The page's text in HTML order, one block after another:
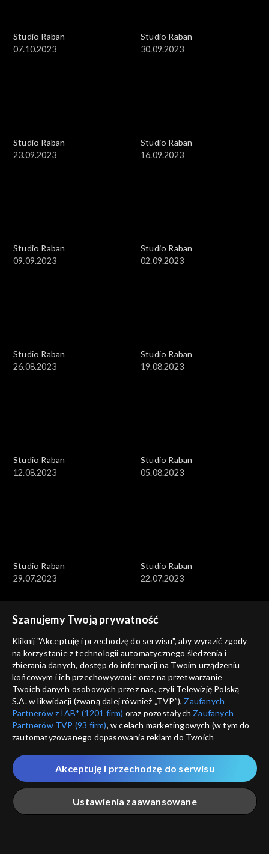
Studio Raban
07.10.2023
Studio Raban
30.09.2023
Studio Raban
23.09.2023
Studio Raban
16.09.2023
Studio Raban
09.09.2023
Studio Raban
02.09.2023
Studio Raban
26.08.2023
Studio Raban
19.08.2023
Studio Raban
12.08.2023
Studio Raban
05.08.2023
Studio Raban
29.07.2023
Studio Raban
22.07.2023
Studio Raban
15.07.2023
Studio Raban
08.07.2023
Studio Raban
01.07.2023
Studio Raban
24.06.2023
Szanujemy Twoją prywatność
Kliknij "Akceptuję i przechodzę do serwisu", aby wyrazić zgody
na korzystanie z technologii automatycznego śledzenia i
zbierania danych, dostęp do informacji na Twoim urządzeniu
końcowym i ich przechowywanie oraz na przetwarzanie
Twoich danych osobowych przez nas, czyli Telewizję Polską
S.A. w likwidacji (zwaną dalej również „TVP”), Zaufanych
Partnerów z IAB* (1201 firm) oraz pozostałych Zaufanych
Partnerów TVP (93 firm), w celach marketingowych (w tym do
zautomatyzowanego dopasowania reklam do Twoich
które wskazujemy poniżej, a także zgody na udostępnianie
przez nas identyfikatora PPID do Google.
Twoje dane osobowe zbierane podczas odwiedzania przez
Ciebie naszych
poszczególnych serwisówzwanych dalej
„Portalem”, w tym informacje zapisywane za pomocą
Ustawienia zaawansowane
Akceptuję i przechodzę do serwisu